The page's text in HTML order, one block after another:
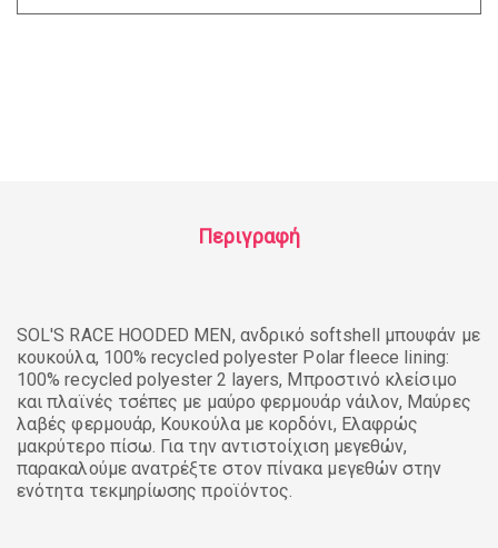
Περιγραφή
SOL'S RACE HOODED MEN, ανδρικό softshell μπουφάν με
κουκούλα, 100% recycled polyester Polar fleece lining:
100% recycled polyester 2 layers, Μπροστινό κλείσιμο
και πλαϊνές τσέπες με μαύρο φερμουάρ νάιλον, Μαύρες
λαβές φερμουάρ, Κουκούλα με κορδόνι, Ελαφρώς
μακρύτερο πίσω. Για την αντιστοίχιση μεγεθών,
παρακαλούμε ανατρέξτε στον πίνακα μεγεθών στην
ενότητα τεκμηρίωσης προϊόντος.